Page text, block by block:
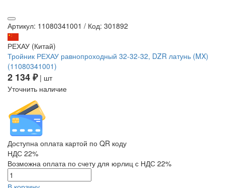
Артикул: 11080341001 / Код: 301892
РЕХАУ (Китай)
Тройник РЕХАУ равнопроходный 32-32-32, DZR латунь (MX)
(11080341001)
2 134 ₽| шт
Уточнить наличие
Доступна оплата картой по QR коду
НДС 22%
Возможна оплата по счету для юрлиц с НДС 22%